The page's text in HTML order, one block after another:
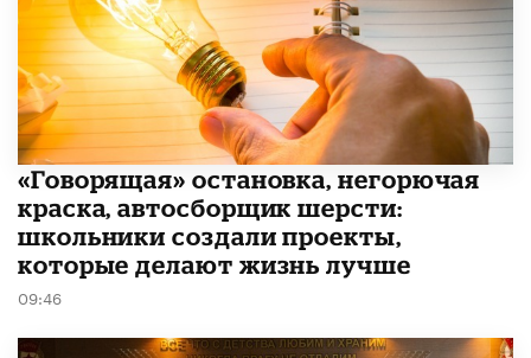
​«Говорящая» остановка, негорючая
краска, автосборщик шерсти:
школьники создали проекты,
которые делают жизнь лучше
09:46